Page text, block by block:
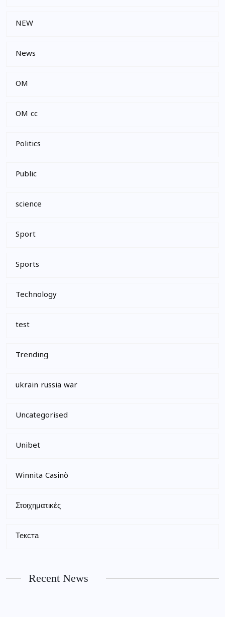
NEW
News
OM
OM cc
Politics
Public
science
Sport
Sports
Technology
test
Trending
ukrain russia war
Uncategorised
Unibet
Winnita Casinò
Στοιχηματικές
Текста
Recent News